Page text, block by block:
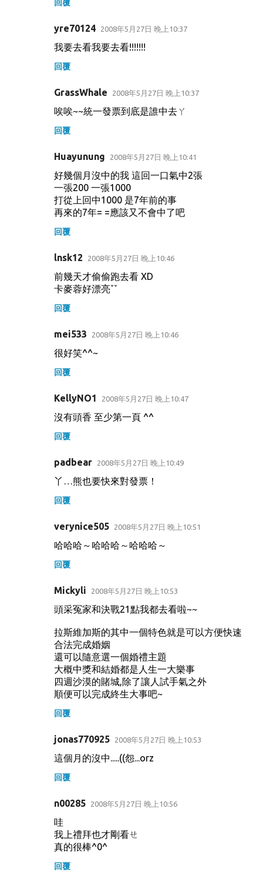
回覆
yre70124 2008年5月27日 晚上10:37
我要去看我要去看!!!!!!!
回覆
GrassWhale 2008年5月27日 晚上10:37
唉唉~~統一發票到底是誰中去ㄚ
回覆
Huayunung 2008年5月27日 晚上10:41
好幾個月沒中的我 這回一口氣中2張
一張200 一張1000
打從上回中1000 是7年前的事
再來的7年= =應該又不會中了吧
回覆
lnsk12 2008年5月27日 晚上10:46
前幾天才偷偷跑去看 XD
卡麥蓉好漂亮ˇˇ
回覆
mei533 2008年5月27日 晚上10:46
很好笑^^~
回覆
KellyNO1 2008年5月27日 晚上10:47
沒有頭香 至少第一頁 ^^
回覆
padbear 2008年5月27日 晚上10:49
丫…熊也要快來對發票！
回覆
verynice505 2008年5月27日 晚上10:51
哈哈哈～哈哈哈～哈哈哈～
回覆
Mickyli 2008年5月27日 晚上10:53
頭采冤家和決戰21點我都去看啦~~
拉斯維加斯的其中一個特色就是可以方便快速
合法完成婚姻
還可以隨意選一個婚禮主題
大概中獎和結婚都是人生一大樂事
四週沙漠的賭城,除了讓人試手氣之外
順便可以完成終生大事吧~
回覆
jonas770925 2008年5月27日 晚上10:53
這個月的沒中.....((怨...orz
回覆
n00285 2008年5月27日 晚上10:56
哇
我上禮拜也才剛看ㄝ
真的很棒^0^
回覆